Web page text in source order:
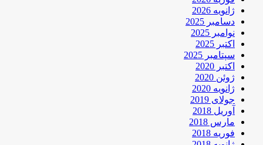
ژانویه 2026
دسامبر 2025
نوامبر 2025
اکتبر 2025
سپتامبر 2025
اکتبر 2020
ژوئن 2020
ژانویه 2020
جولای 2019
آوریل 2018
مارس 2018
فوریه 2018